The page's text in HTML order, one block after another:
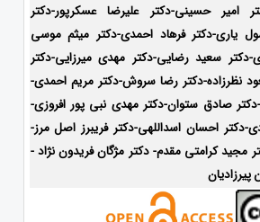
امیر حسینی-دکتر علیرضا عسکرپور-دکتر
یاری-دکتر فرهاد احمدی-دکتر میثم موسی
دکتر سعید رضایی-دکتر مهدی میرزایی-دکتر
نظرزاده-دکتر رضا سروش-دکتر مریم احمدی-
دکتر صادق ستوان-دکتر مهدی نبی پور افروزی-
دکتر احسان اسداللهی-دکتر فریبرز اصل مرز-
مجید کرامتی مقدم- دکتر مژگان فریدون نژاد -